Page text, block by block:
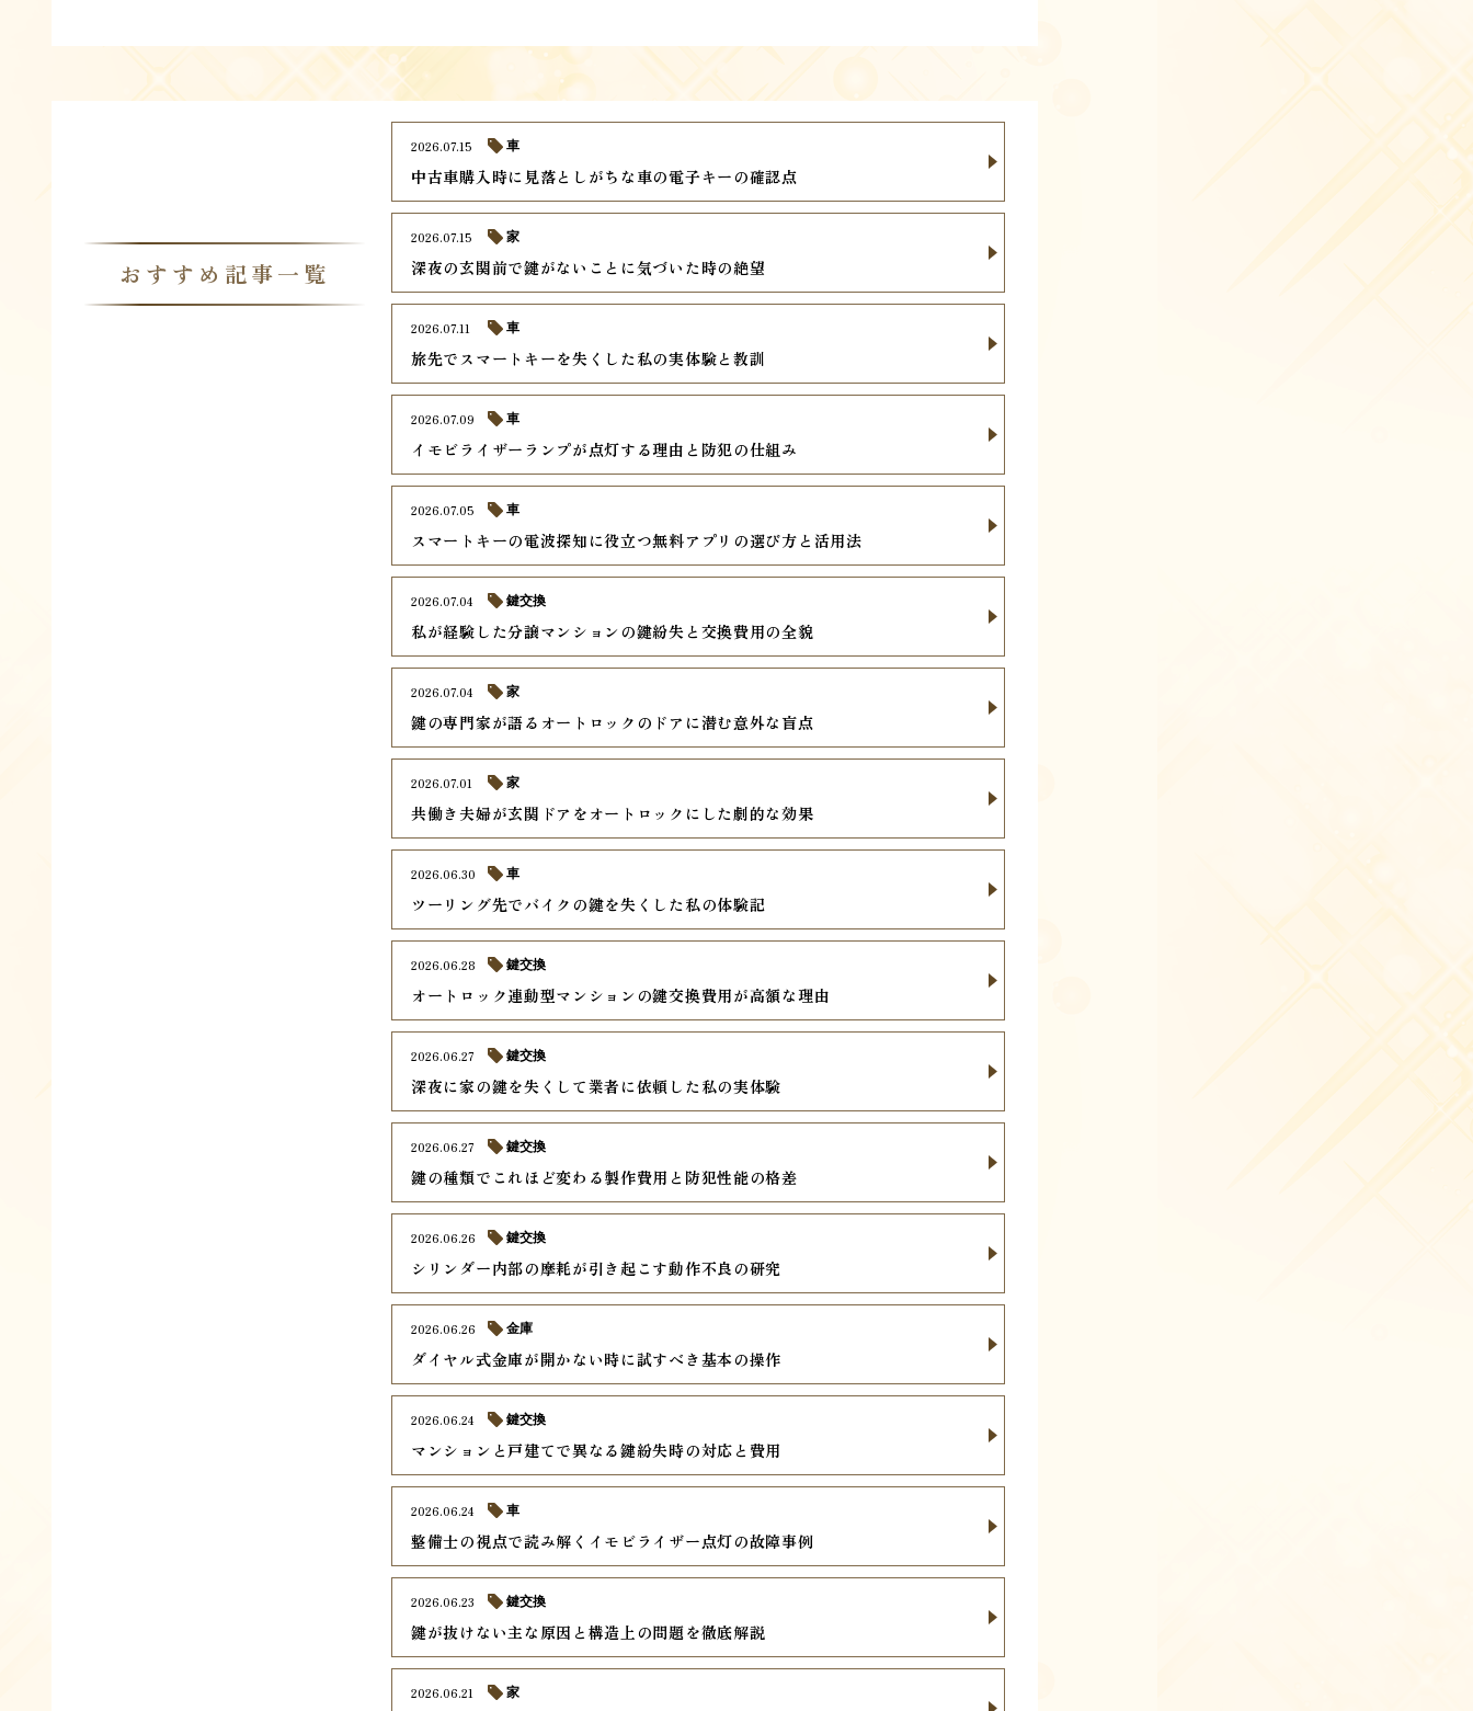
おすすめ記事一覧
中古車購入時に見落としがちな車の電子キーの確認点
2026.07.15 車
深夜の玄関前で鍵がないことに気づいた時の絶望
2026.07.15 家
旅先でスマートキーを失くした私の実体験と教訓
2026.07.11 車
イモビライザーランプが点灯する理由と防犯の仕組み
2026.07.09 車
スマートキーの電波探知に役立つ無料アプリの選び方と活用法
2026.07.05 車
私が経験した分譲マンションの鍵紛失と交換費用の全貌
2026.07.04 鍵交換
鍵の専門家が語るオートロックのドアに潜む意外な盲点
2026.07.04 家
共働き夫婦が玄関ドアをオートロックにした劇的な効果
2026.07.01 家
ツーリング先でバイクの鍵を失くした私の体験記
2026.06.30 車
オートロック連動型マンションの鍵交換費用が高額な理由
2026.06.28 鍵交換
深夜に家の鍵を失くして業者に依頼した私の実体験
2026.06.27 鍵交換
鍵の種類でこれほど変わる製作費用と防犯性能の格差
2026.06.27 鍵交換
シリンダー内部の摩耗が引き起こす動作不良の研究
2026.06.26 鍵交換
ダイヤル式金庫が開かない時に試すべき基本の操作
2026.06.26 金庫
マンションと戸建てで異なる鍵紛失時の対応と費用
2026.06.24 鍵交換
整備士の視点で読み解くイモビライザー点灯の故障事例
2026.06.24 車
鍵が抜けない主な原因と構造上の問題を徹底解説
2026.06.23 鍵交換
2026.06.21 家